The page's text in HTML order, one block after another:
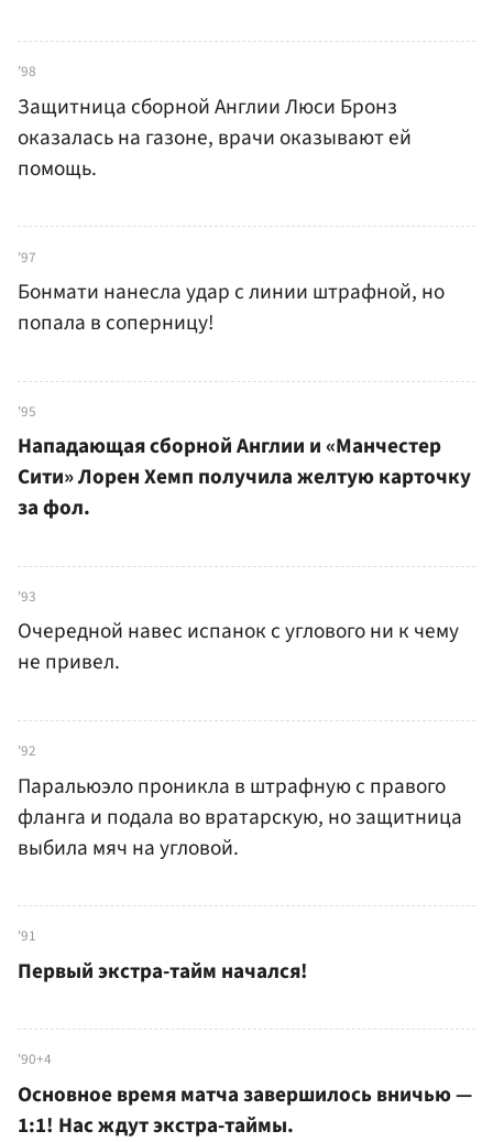
'98
Защитница сборной Англии Люси Бронз
оказалась на газоне, врачи оказывают ей
помощь.
'97
Бонмати нанесла удар с линии штрафной, но
попала в соперницу!
'95
Нападающая сборной Англии и «Манчестер
Сити» Лорен Хемп получила желтую карточку
за фол.
'93
Очередной навес испанок с углового ни к чему
не привел.
'92
Паральюэло проникла в штрафную с правого
фланга и подала во вратарскую, но защитница
выбила мяч на угловой.
'91
Первый экстра-тайм начался!
'90+4
Основное время матча завершилось вничью —
1:1! Нас ждут экстра-таймы.